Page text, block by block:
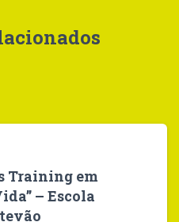
Training em
– Escola